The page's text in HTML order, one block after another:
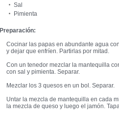
Sal
Pimienta
Preparación:
Cocinar las papas en abundante agua
y dejar que enfríen. Partirlas por mitad.
Con un tenedor mezclar la mantequilla
con sal y pimienta. Separar.
Mezclar los 3 quesos en un bol. Separar.
Untar la mezcla de mantequilla en cada
la mezcla de queso y luego el jamón.